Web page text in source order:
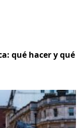
qué hacer y qué